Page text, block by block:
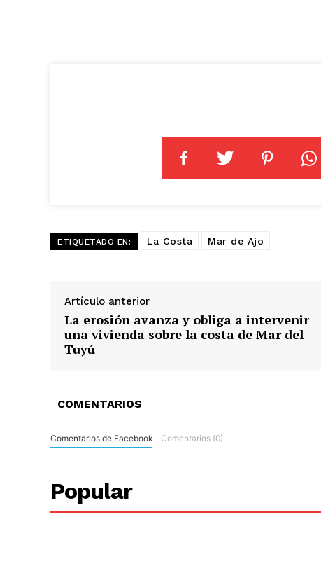
ETIQUETADO EN: La Costa Mar de Ajo
Artículo anterior
La erosión avanza y obliga a intervenir
una vivienda sobre la costa de Mar del
Tuyú
COMENTARIOS
Comentarios de Facebook Comentarios (0)
Popular